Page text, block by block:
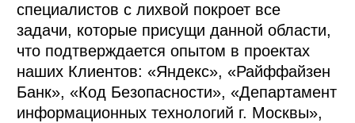
специалистов с лихвой покроет все
задачи, которые присущи данной области,
что подтверждается опытом в проектах
наших Клиентов: «Яндекс», «Райффайзен
Банк», «Код Безопасности», «Департамент
информационных технологий г. Москвы»,